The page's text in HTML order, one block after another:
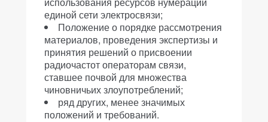
единой сети электросвязи;
Положение о порядке рассмотрения
материалов, проведения экспертизы и
принятия решений о присвоении
радиочастот операторам связи,
ставшее почвой для множества
чиновничьих злоупотреблений;
ряд других, менее значимых
положений и требований.